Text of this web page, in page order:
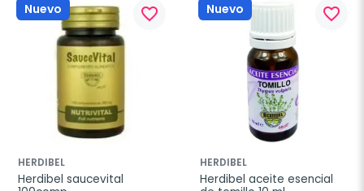
Nuevo favorite_border
HERDIBEL
Herdibel saucevital
Nuevo favorite_border
HERDIBEL
Herdibel aceite esencial